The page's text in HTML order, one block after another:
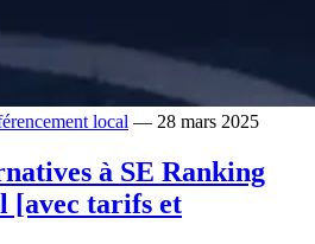
local — 28 mars 2025
à SE Ranking
[avec tarifs et